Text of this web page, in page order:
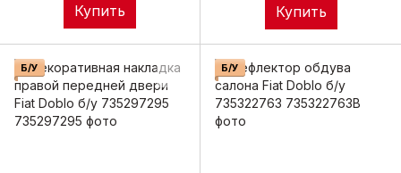
Купить Купить
Б/У Б/У